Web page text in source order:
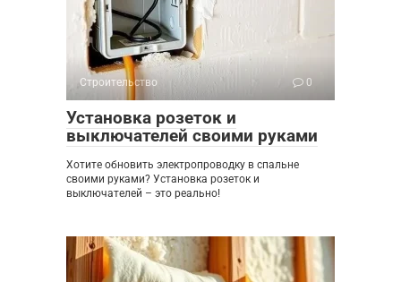
Строительство 0
Установка розеток и
выключателей своими руками
Хотите обновить электропроводку в спальне
своими руками? Установка розеток и
выключателей – это реально!